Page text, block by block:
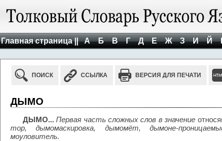
Главная страница || А Б В Г Д Е Ж З И Й
ПОИСК ССЫЛКА ВЕРСИЯ ДЛЯ ПЕЧАТИ
ДЫМО
ДЫМО... Первая часть сложных слов в значение
тор, дымомаскировка, дымомёт, дымоне-
моуловитель.